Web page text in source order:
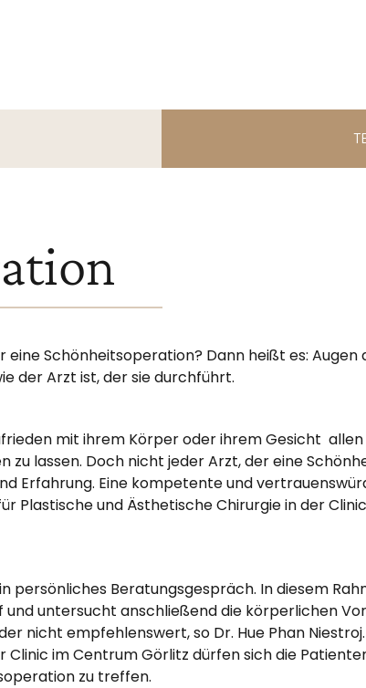
Schönheitsoperation? Dann heißt es:
der Arzt ist, der sie durchführt.
mit ihrem Körper oder ihrem Gesicht 
lassen. Doch nicht jeder Arzt, der eine
Erfahrung. Eine kompetente und
Plastische und Ästhetische Chirurgie in der
persönliches Beratungsgespräch. In diesem
untersucht anschließend die körperlichen
nicht empfehlenswert, so Dr. Hue Phan
im Centrum Görlitz dürfen sich die
zu treffen.